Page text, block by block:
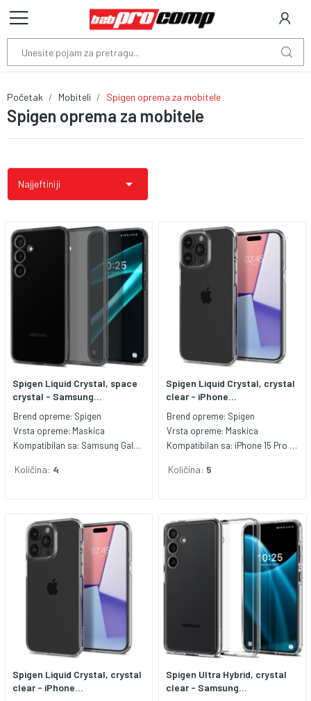
Spigen oprema za mobitele
Početak Mobiteli Spigen oprema za mobitele
Najjeftiniji 
Spigen Liquid Crystal, space
crystal - Samsung...
Brend opreme: Spigen
Vrsta opreme: Maskica
Kompatibilan sa: Samsung Galaxy S24+
Količina: 4
Spigen Liquid Crystal, crystal
clear - iPhone...
Brend opreme: Spigen
Vrsta opreme: Maskica
Kompatibilan sa: iPhone 15 Pro Max
Količina: 5
Spigen Liquid Crystal, crystal
clear - iPhone...
Spigen Ultra Hybrid, crystal
clear - Samsung...